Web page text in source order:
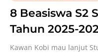
8 Beasiswa S2
Tahun 2025-
Kawan Kobi mau lanjut